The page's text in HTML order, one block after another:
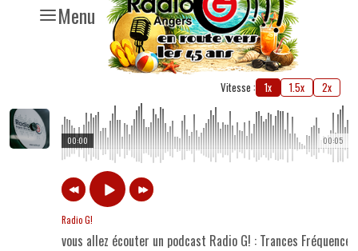
Menu
Vitesse : 1x 1.5x 2x
00:05
00:00
Radio G!
vous allez écouter un podcast Radio G! : Trances